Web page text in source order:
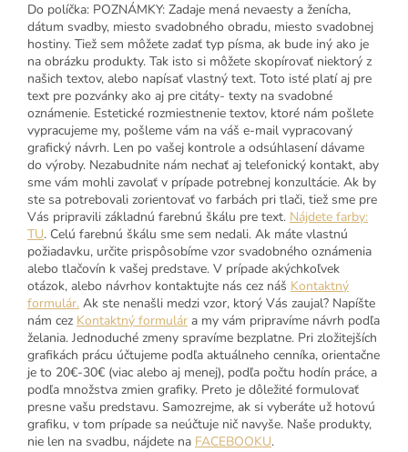
Do políčka: POZNÁMKY: Zadaje mená nevaesty a ženícha,
dátum svadby, miesto svadobného obradu, miesto svadobnej
hostiny. Tiež sem môžete zadať typ písma, ak bude iný ako je
na obrázku produkty. Tak isto si môžete skopírovať niektorý z
našich textov, alebo napísať vlastný text. Toto isté platí aj pre
text pre pozvánky ako aj pre citáty- texty na svadobné
oznámenie. Estetické rozmiestnenie textov, ktoré nám pošlete
vypracujeme my, pošleme vám na váš e-mail vypracovaný
grafický návrh. Len po vašej kontrole a odsúhlasení dávame
do výroby. Nezabudnite nám nechať aj telefonický kontakt, aby
sme vám mohli zavolať v prípade potrebnej konzultácie. Ak by
ste sa potrebovali zorientovať vo farbách pri tlači, tiež sme pre
Vás pripravili základnú farebnú škálu pre text. Nájdete farby:
TU. Celú farebnú škálu sme sem nedali. Ak máte vlastnú
požiadavku, určite prispôsobíme vzor svadobného oznámenia
alebo tlačovín k vašej predstave. V prípade akýchkoľvek
otázok, alebo návrhov kontaktujte nás cez náš Kontaktný
formulár. Ak ste nenašli medzi vzor, ktorý Vás zaujal? Napíšte
nám cez Kontaktný formulár a my vám pripravíme návrh podľa
želania. Jednoduché zmeny spravíme bezplatne. Pri zložitejších
grafikách prácu účtujeme podľa aktuálneho cenníka, orientačne
je to 20€-30€ (viac alebo aj menej), podľa počtu hodín práce, a
podľa množstva zmien grafiky. Preto je dôležité formulovať
presne vašu predstavu. Samozrejme, ak si vyberáte už hotovú
grafiku, v tom prípade sa neúčtuje nič navyše. Naše produkty,
nie len na svadbu, nájdete na FACEBOOKU.